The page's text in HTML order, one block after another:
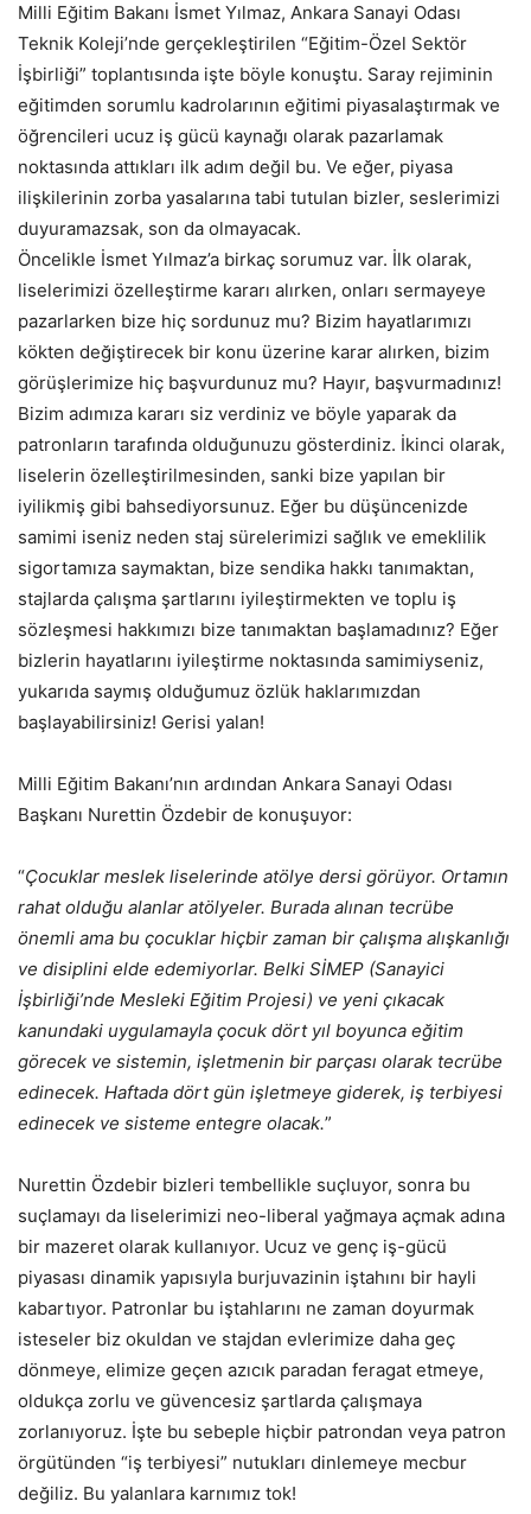
Milli Eğitim Bakanı İsmet Yılmaz, Ankara Sanayi Odası
Teknik Koleji’nde gerçekleştirilen “Eğitim-Özel Sektör
İşbirliği” toplantısında işte böyle konuştu. Saray rejiminin
eğitimden sorumlu kadrolarının eğitimi piyasalaştırmak ve
öğrencileri ucuz iş gücü kaynağı olarak pazarlamak
noktasında attıkları ilk adım değil bu. Ve eğer, piyasa
ilişkilerinin zorba yasalarına tabi tutulan bizler, seslerimizi
duyuramazsak, son da olmayacak.
Öncelikle İsmet Yılmaz’a birkaç sorumuz var. İlk olarak,
liselerimizi özelleştirme kararı alırken, onları sermayeye
pazarlarken bize hiç sordunuz mu? Bizim hayatlarımızı
kökten değiştirecek bir konu üzerine karar alırken, bizim
görüşlerimize hiç başvurdunuz mu? Hayır, başvurmadınız!
Bizim adımıza kararı siz verdiniz ve böyle yaparak da
patronların tarafında olduğunuzu gösterdiniz. İkinci olarak,
liselerin özelleştirilmesinden, sanki bize yapılan bir
iyilikmiş gibi bahsediyorsunuz. Eğer bu düşüncenizde
samimi iseniz neden staj sürelerimizi sağlık ve emeklilik
sigortamıza saymaktan, bize sendika hakkı tanımaktan,
stajlarda çalışma şartlarını iyileştirmekten ve toplu iş
sözleşmesi hakkımızı bize tanımaktan başlamadınız? Eğer
bizlerin hayatlarını iyileştirme noktasında samimiyseniz,
yukarıda saymış olduğumuz özlük haklarımızdan
başlayabilirsiniz! Gerisi yalan!
Milli Eğitim Bakanı’nın ardından Ankara Sanayi Odası
Başkanı Nurettin Özdebir de konuşuyor:
“Çocuklar meslek liselerinde atölye dersi görüyor. Ortamın
rahat olduğu alanlar atölyeler. Burada alınan tecrübe
önemli ama bu çocuklar hiçbir zaman bir çalışma alışkanlığı
ve disiplini elde edemiyorlar. Belki SİMEP (Sanayici
İşbirliği’nde Mesleki Eğitim Projesi) ve yeni çıkacak
kanundaki uygulamayla çocuk dört yıl boyunca eğitim
görecek ve sistemin, işletmenin bir parçası olarak tecrübe
edinecek. Haftada dört gün işletmeye giderek, iş terbiyesi
edinecek ve sisteme entegre olacak.”
Nurettin Özdebir bizleri tembellikle suçluyor, sonra bu
suçlamayı da liselerimizi neo-liberal yağmaya açmak adına
bir mazeret olarak kullanıyor. Ucuz ve genç iş-gücü
piyasası dinamik yapısıyla burjuvazinin iştahını bir hayli
kabartıyor. Patronlar bu iştahlarını ne zaman doyurmak
isteseler biz okuldan ve stajdan evlerimize daha geç
dönmeye, elimize geçen azıcık paradan feragat etmeye,
oldukça zorlu ve güvencesiz şartlarda çalışmaya
zorlanıyoruz. İşte bu sebeple hiçbir patrondan veya patron
örgütünden “iş terbiyesi” nutukları dinlemeye mecbur
değiliz. Bu yalanlara karnımız tok!